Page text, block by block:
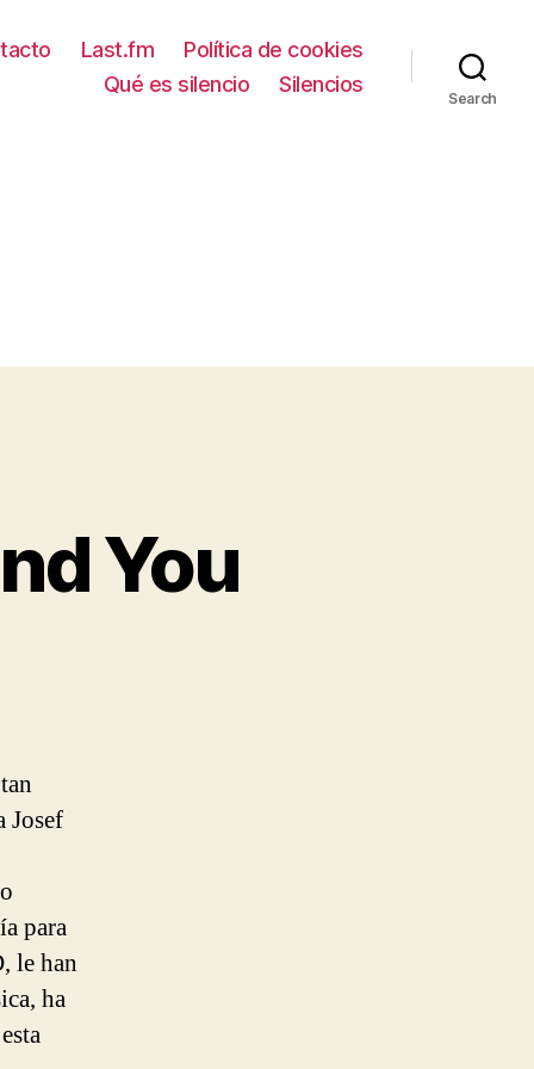
Last.fm
Política de cookies
Qué es silencio
Silencios
Search
You
Josef
para
le han
ha